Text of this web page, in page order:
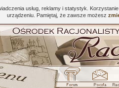
usług, reklamy i statystyk.
urządzeniu. Pamiętaj, że zawsze możesz